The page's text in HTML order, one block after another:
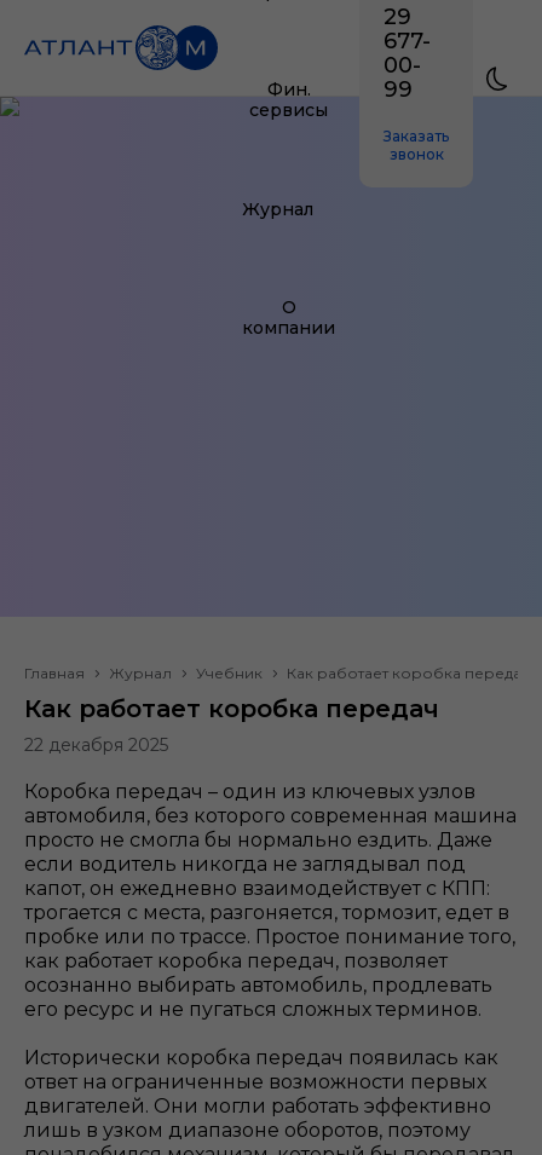
Фин.
сервисы
Журнал
О
компании
29
677-
00-
99
Заказать
звонок
Главная Журнал Учебник Как работает коробка передач
Как работает коробка передач
22 декабря 2025
Коробка передач – один из ключевых узлов
автомобиля, без которого современная машина
просто не смогла бы нормально ездить. Даже
если водитель никогда не заглядывал под
капот, он ежедневно взаимодействует с КПП:
трогается с места, разгоняется, тормозит, едет в
пробке или по трассе. Простое понимание того,
как работает коробка передач, позволяет
осознанно выбирать автомобиль, продлевать
его ресурс и не пугаться сложных терминов.
Исторически коробка передач появилась как
ответ на ограниченные возможности первых
двигателей. Они могли работать эффективно
лишь в узком диапазоне оборотов, поэтому